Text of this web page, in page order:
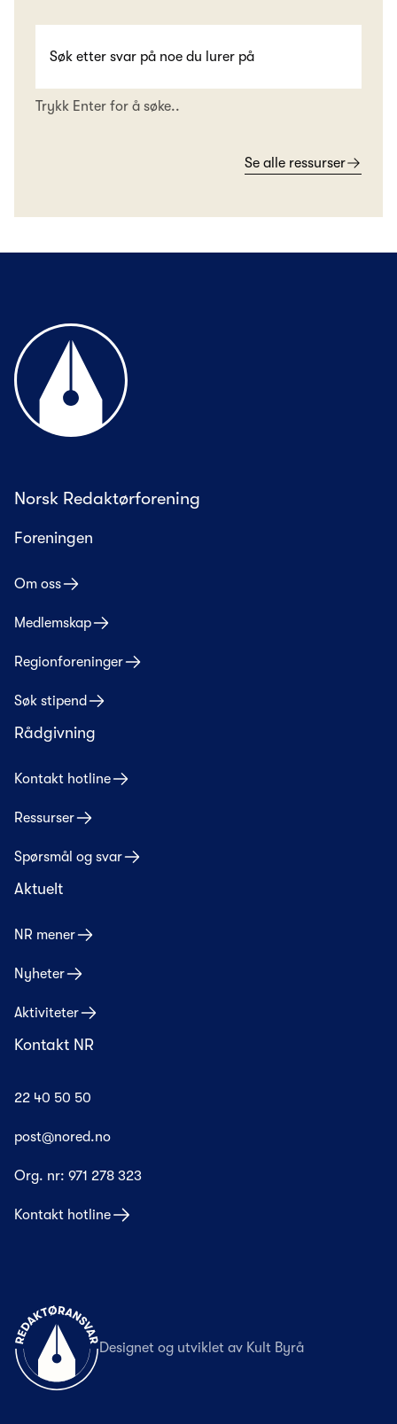
Trykk Enter for å søke..
Se alle ressurser
Til forsiden
Norsk Redaktørforening
Foreningen
Om oss
Medlemskap
Regionforeninger
Søk stipend
Rådgivning
Kontakt hotline
Ressurser
Spørsmål og svar
Aktuelt
NR mener
Nyheter
Aktiviteter
Kontakt NR
22 40 50 50
post@nored.no
Org. nr: 971 278 323
Kontakt hotline
Til forsiden
Designet og utviklet av Kult Byrå